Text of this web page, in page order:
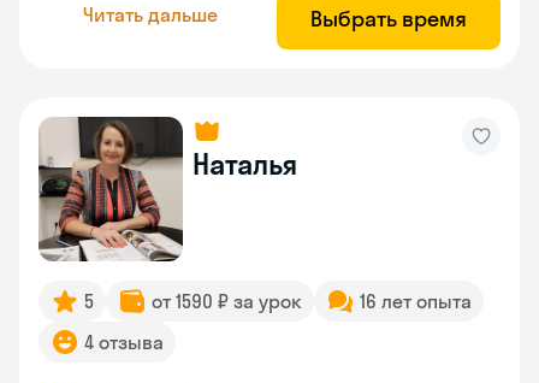
Читать дальше Выбрать время
Наталья
5 от 1590 ₽ за урок
16 лет опыта
4 отзыва